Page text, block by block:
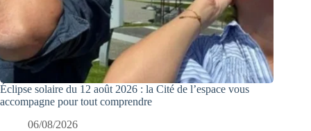
Éclipse solaire du 12 août 2026 : la Cité de l’espace vous
accompagne pour tout comprendre
06/08/2026